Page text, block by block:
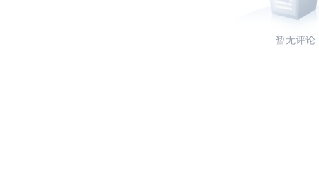
暂无评论